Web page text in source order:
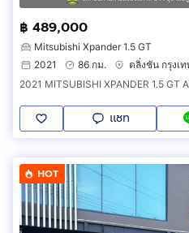
฿ 489,000
Mitsubishi Xpander 1.5 GT
2021
86 กม.
ตลิ่งชัน กรุงเ
2021 MITSUBISHI XPANDER 1.5 GT
แชท
HOT